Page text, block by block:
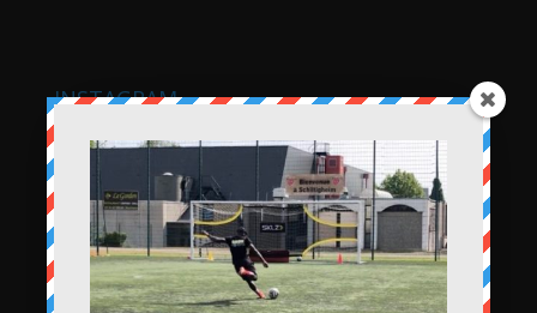
INSTAGRAM
saiyansoccer_footballcoaching